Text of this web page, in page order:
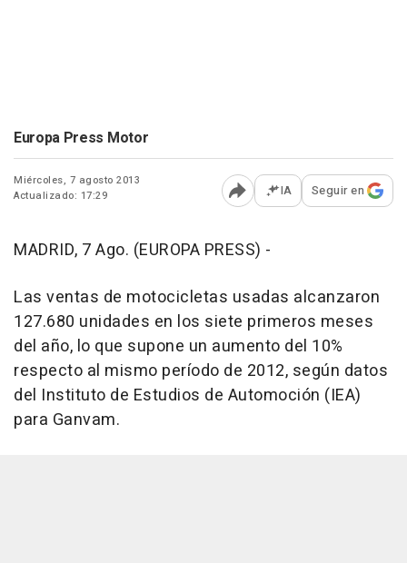
Europa Press Motor
Miércoles, 7 agosto 2013
Actualizado: 17:29
Abrir opciones para
IA Seguir en
MADRID, 7 Ago. (EUROPA PRESS) -
Las ventas de motocicletas usadas alcanzaron
127.680 unidades en los siete primeros meses
del año, lo que supone un aumento del 10%
respecto al mismo período de 2012, según datos
del Instituto de Estudios de Automoción (IEA)
para Ganvam.